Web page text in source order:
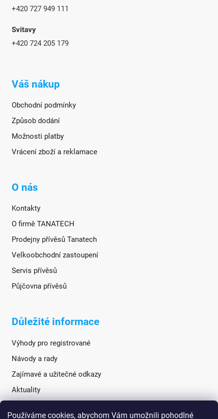
Používáme cookies, abychom Vám umožnili pohodlné
+420 727 949 111
Svitavy
+420 724 205 179
Váš nákup
Obchodní podmínky
Způsob dodání
Možnosti platby
Vrácení zboží a reklamace
O nás
Kontakty
O firmě TANATECH
Prodejny přívěsů Tanatech
Velkoobchodní zastoupení
Servis přívěsů
Půjčovna přívěsů
Důležité informace
Výhody pro registrované
Návody a rady
Zajímavé a užitečné odkazy
Aktuality